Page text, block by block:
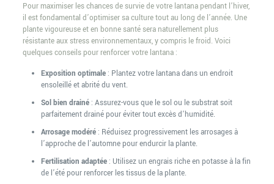
Pour maximiser les chances de survie de votre lantana pendant l’hiver,
il est fondamental d’optimiser sa culture tout au long de l’année. Une
plante vigoureuse et en bonne santé sera naturellement plus
résistante aux stress environnementaux, y compris le froid. Voici
quelques conseils pour renforcer votre lantana :
Exposition optimale: Plantez votre lantana dans un endroit
ensoleillé et abrité du vent.
Sol bien drainé: Assurez-vous que le sol ou le substrat soit
parfaitement drainé pour éviter tout excès d’humidité.
Arrosage modéré: Réduisez progressivement les arrosages à
l’approche de l’automne pour endurcir la plante.
Fertilisation adaptée: Utilisez un engrais riche en potasse à la fin
de l’été pour renforcer les tissus de la plante.